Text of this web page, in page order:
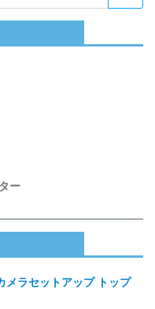
ー
メラセットアップ トップ